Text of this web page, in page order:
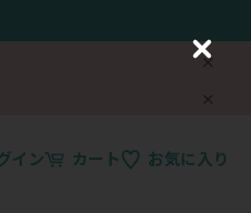
イン カート お気に入り
C
o